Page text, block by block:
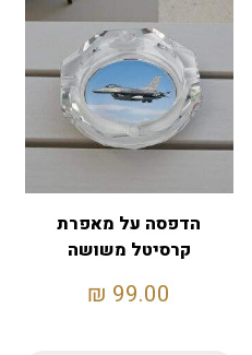
הדפסה על מאפרת
קרסיטל משושה
99.00
₪